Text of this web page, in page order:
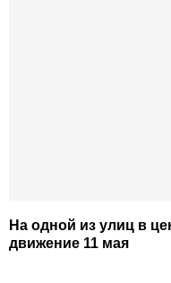
На одной из улиц в
движение 11 мая